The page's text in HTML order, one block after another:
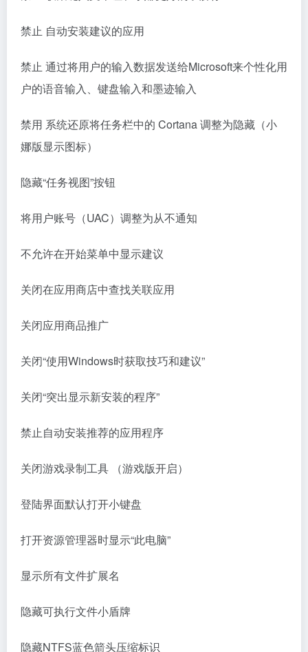
禁止 自动安装建议的应用
禁止 通过将用户的输入数据发送给Microsoft来个性化用
户的语音输入、键盘输入和墨迹输入
禁用 系统还原将任务栏中的 Cortana 调整为隐藏（小
娜版显示图标）
隐藏“任务视图”按钮
将用户账号（UAC）调整为从不通知
不允许在开始菜单中显示建议
关闭在应用商店中查找关联应用
关闭应用商品推广
关闭“使用Windows时获取技巧和建议”
关闭“突出显示新安装的程序”
禁止自动安装推荐的应用程序
关闭游戏录制工具 （游戏版开启）
登陆界面默认打开小键盘
打开资源管理器时显示“此电脑”
显示所有文件扩展名
隐藏可执行文件小盾牌
隐藏NTFS蓝色箭头压缩标识